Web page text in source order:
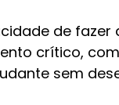
de fazer
crítico,
sem